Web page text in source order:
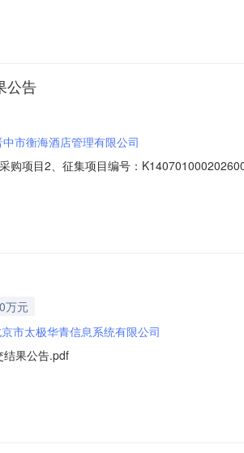
（文件柜）规格型号（或服务要求）：参
公告
中市衡海酒店管理有限公司
购项目2、征集项目编号：
供应商信息1、采购包号：3（1）采购包名
万元
市太极华青信息系统有限公司
结果公告.pdf